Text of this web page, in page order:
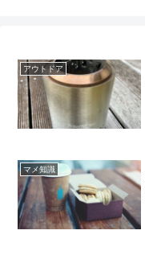
アウトドア
マメ知識